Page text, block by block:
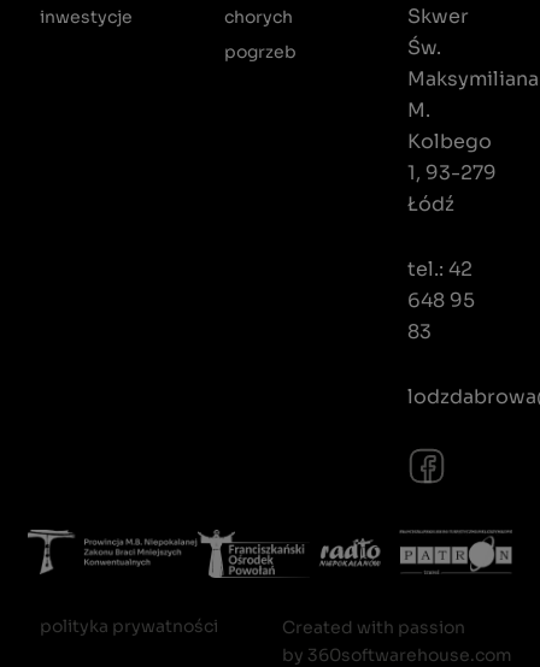
Skwer
Św.
Maksymiliana
M.
Kolbego
1, 93-279
Łódź
tel.: 42
648 95
83
inwestycje
chorych
pogrzeb
polityka prywatności
Created with passion
by 360softwarehouse.com